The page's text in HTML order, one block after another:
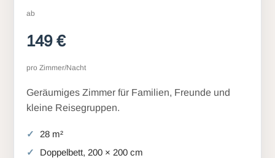
ab
149 €
pro Zimmer/Nacht
Geräumiges Zimmer für Familien, Freunde und
kleine Reisegruppen.
28 m²
Doppelbett, 200 × 200 cm